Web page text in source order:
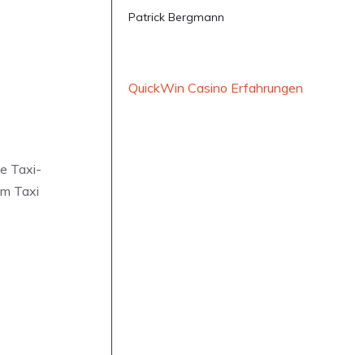
Taxi-
Taxi
Patrick Bergmann
QuickWin Casino Erfahrungen